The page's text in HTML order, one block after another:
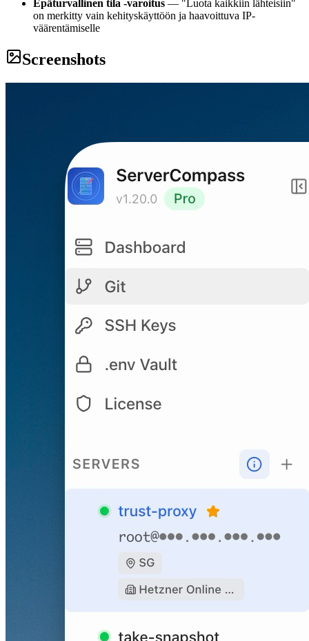
Epäturvallinen tila -varoitus — "Luota kaikkiin lähteisiin"
on merkitty vain kehityskäyttöön ja haavoittuva IP-
väärentämiselle
Screenshots